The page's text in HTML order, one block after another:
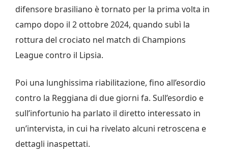
difensore brasiliano è tornato per la prima volta in
campo dopo il 2 ottobre 2024, quando subì la
rottura del crociato nel match di Champions
League contro il Lipsia.
Poi una lunghissima riabilitazione, fino all’esordio
contro la Reggiana di due giorni fa. Sull’esordio e
sull’infortunio ha parlato il diretto interessato in
un’intervista, in cui ha rivelato alcuni retroscena e
dettagli inaspettati.